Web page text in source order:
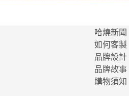
哈燒新聞
如何客製
品牌設計
品牌故事
購物須知